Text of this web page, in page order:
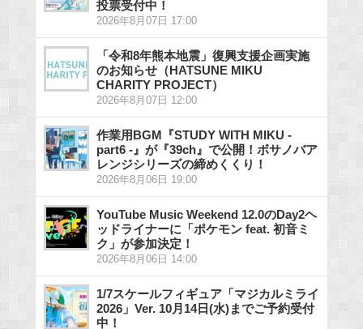
投票受付中！
2026年8月07日 17:00
「令和8年熊本地震」復興支援企画実施
のお知らせ（HATSUNE MIKU
CHARITY PROJECT）
2026年8月07日 12:00
作業用BGM『STUDY WITH MIKU -
part6 -』が『39ch』で公開！ボサノバア
レンジシリーズの締めくくり！
2026年8月06日 19:00
YouTube Music Weekend 12.0のDay2ヘ
ッドライナーに「ポケモン feat. 初音ミ
ク」が参加決定！
2026年8月06日 14:00
1/7スケールフィギュア「マジカルミライ
2026」Ver. 10月14日(水)までご予約受付
中！